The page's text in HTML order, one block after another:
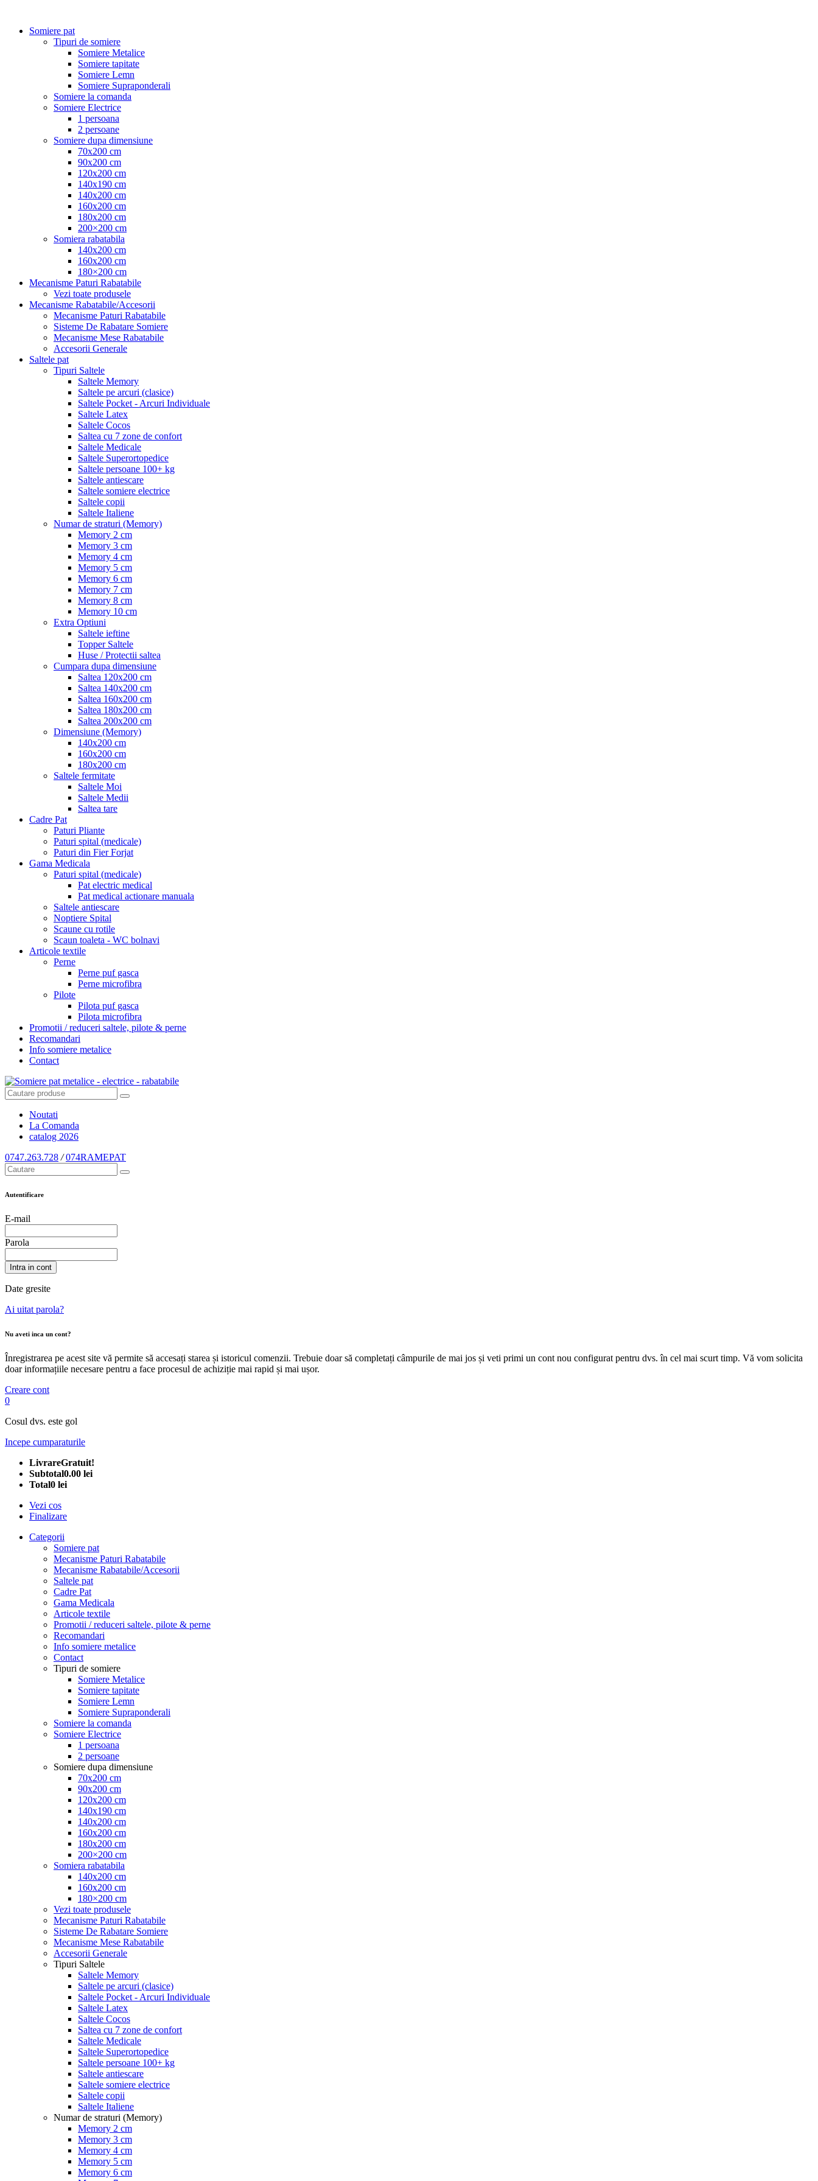
Somiere pat
Tipuri de somiere
Somiere Metalice
Somiere tapitate
Somiere Lemn
Somiere Supraponderali
Somiere la comanda
Somiere Electrice
1 persoana
2 persoane
Somiere dupa dimensiune
70x200 cm
90x200 cm
120x200 cm
140x190 cm
140x200 cm
160x200 cm
180x200 cm
200×200 cm
Somiera rabatabila
140x200 cm
160x200 cm
180×200 cm
Mecanisme Paturi Rabatabile
Vezi toate produsele
Mecanisme Rabatabile/Accesorii
Mecanisme Paturi Rabatabile
Sisteme De Rabatare Somiere
Mecanisme Mese Rabatabile
Accesorii Generale
Saltele pat
Tipuri Saltele
Saltele Memory
Saltele pe arcuri (clasice)
Saltele Pocket - Arcuri Individuale
Saltele Latex
Saltele Cocos
Saltea cu 7 zone de confort
Saltele Medicale
Saltele Superortopedice
Saltele persoane 100+ kg
Saltele antiescare
Saltele somiere electrice
Saltele copii
Saltele Italiene
Numar de straturi (Memory)
Memory 2 cm
Memory 3 cm
Memory 4 cm
Memory 5 cm
Memory 6 cm
Memory 7 cm
Memory 8 cm
Memory 10 cm
Extra Optiuni
Saltele ieftine
Topper Saltele
Huse / Protectii saltea
Cumpara dupa dimensiune
Saltea 120x200 cm
Saltea 140x200 cm
Saltea 160x200 cm
Saltea 180x200 cm
Saltea 200x200 cm
Dimensiune (Memory)
140x200 cm
160x200 cm
180x200 cm
Saltele fermitate
Saltele Moi
Saltele Medii
Saltea tare
Cadre Pat
Paturi Pliante
Paturi spital (medicale)
Paturi din Fier Forjat
Gama Medicala
Paturi spital (medicale)
Pat electric medical
Pat medical actionare manuala
Saltele antiescare
Noptiere Spital
Scaune cu rotile
Scaun toaleta - WC bolnavi
Articole textile
Perne
Perne puf gasca
Perne microfibra
Pilote
Pilota puf gasca
Pilota microfibra
Promotii / reduceri saltele, pilote & perne
Recomandari
Info somiere metalice
Contact
Noutati
La Comanda
catalog 2026
0747.263.728 / 074RAMEPAT
Autentificare
E-mail
Parola
Intra in cont
Date gresite
Ai uitat parola?
Nu aveti inca un cont?
Înregistrarea pe acest site vă permite să accesați starea și istoricul comenzii. Trebuie doar să completați câmpurile de mai jos și veti primi un cont nou configurat pentru dvs. în cel mai scurt timp. Vă vom solicita
doar informațiile necesare pentru a face procesul de achiziție mai rapid și mai ușor.
Creare cont
0
Cosul dvs. este gol
Incepe cumparaturile
LivrareGratuit!
Subtotal0.00 lei
Total0 lei
Vezi cos
Finalizare
Categorii
Somiere pat
Mecanisme Paturi Rabatabile
Mecanisme Rabatabile/Accesorii
Saltele pat
Cadre Pat
Gama Medicala
Articole textile
Promotii / reduceri saltele, pilote & perne
Recomandari
Info somiere metalice
Contact
Tipuri de somiere
Somiere Metalice
Somiere tapitate
Somiere Lemn
Somiere Supraponderali
Somiere la comanda
Somiere Electrice
1 persoana
2 persoane
Somiere dupa dimensiune
70x200 cm
90x200 cm
120x200 cm
140x190 cm
140x200 cm
160x200 cm
180x200 cm
200×200 cm
Somiera rabatabila
140x200 cm
160x200 cm
180×200 cm
Vezi toate produsele
Mecanisme Paturi Rabatabile
Sisteme De Rabatare Somiere
Mecanisme Mese Rabatabile
Accesorii Generale
Tipuri Saltele
Saltele Memory
Saltele pe arcuri (clasice)
Saltele Pocket - Arcuri Individuale
Saltele Latex
Saltele Cocos
Saltea cu 7 zone de confort
Saltele Medicale
Saltele Superortopedice
Saltele persoane 100+ kg
Saltele antiescare
Saltele somiere electrice
Saltele copii
Saltele Italiene
Numar de straturi (Memory)
Memory 2 cm
Memory 3 cm
Memory 4 cm
Memory 5 cm
Memory 6 cm